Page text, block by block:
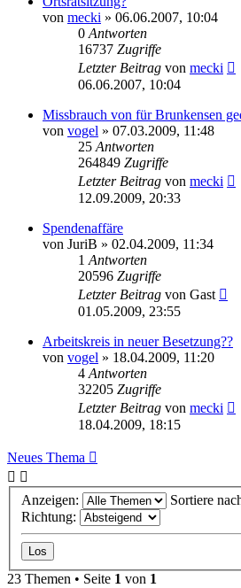
von mecki » 06.06.2007, 10:04
0 Antworten
16737 Zugriffe
Letzter Beitrag von mecki
06.06.2007, 10:04
Missbrauch von für Brunkensen
von vogel » 07.03.2009, 11:48
25 Antworten
264849 Zugriffe
Letzter Beitrag von mecki
12.09.2009, 20:33
Spendenaffäre
von JuriB » 02.04.2009, 11:34
1 Antworten
20596 Zugriffe
Letzter Beitrag von Gast
01.05.2009, 23:55
Arbeitskreis in neuer Besetzung??
von vogel » 18.04.2009, 11:20
4 Antworten
32205 Zugriffe
Letzter Beitrag von mecki
18.04.2009, 18:15
Neues Thema
Anzeigen:
Sortiere
Richtung:
23 Themen • Seite 1 von 1